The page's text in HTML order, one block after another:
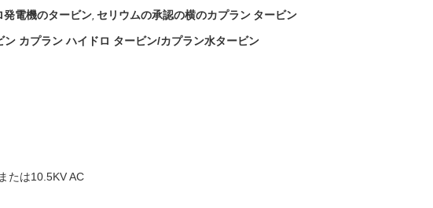
発電機のタービン, セリウムの承認の横のカプラン タービン
カプラン ハイドロ タービン/カプラン水タービン
たは10.5KV AC